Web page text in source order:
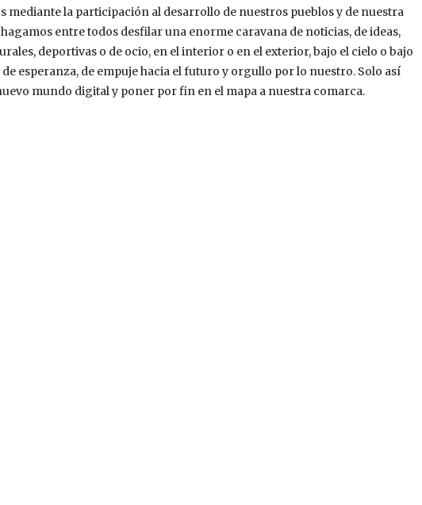
la participación al desarrollo de nuestros pueblos y de nuestra
entre todos desfilar una enorme caravana de noticias, de ideas,
deportivas o de ocio, en el interior o en el exterior, bajo el cielo o bajo
esperanza, de empuje hacia el futuro y orgullo por lo nuestro. Solo así
mundo digital y poner por fin en el mapa a nuestra comarca.